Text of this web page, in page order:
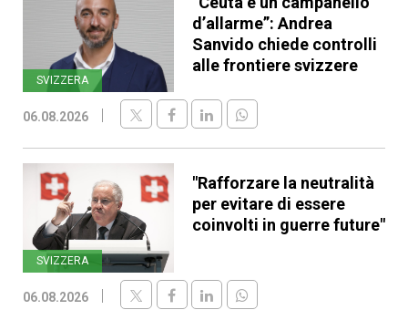
SVIZZERA
d’allarme”: Andrea
Sanvido chiede controlli
alle frontiere svizzere
06.08.2026
SVIZZERA
"Rafforzare la neutralità
per evitare di essere
coinvolti in guerre future"
06.08.2026